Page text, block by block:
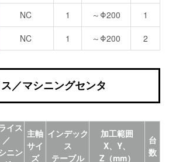
NC 1 ～Φ200
1
NC 1 ～Φ200 2
／マシニングセンタ
イス
／
ニン
主軸
サイ
ズ
インデック
ス
テーブル
加工範囲
X、Y、
Z（mm）
台
数